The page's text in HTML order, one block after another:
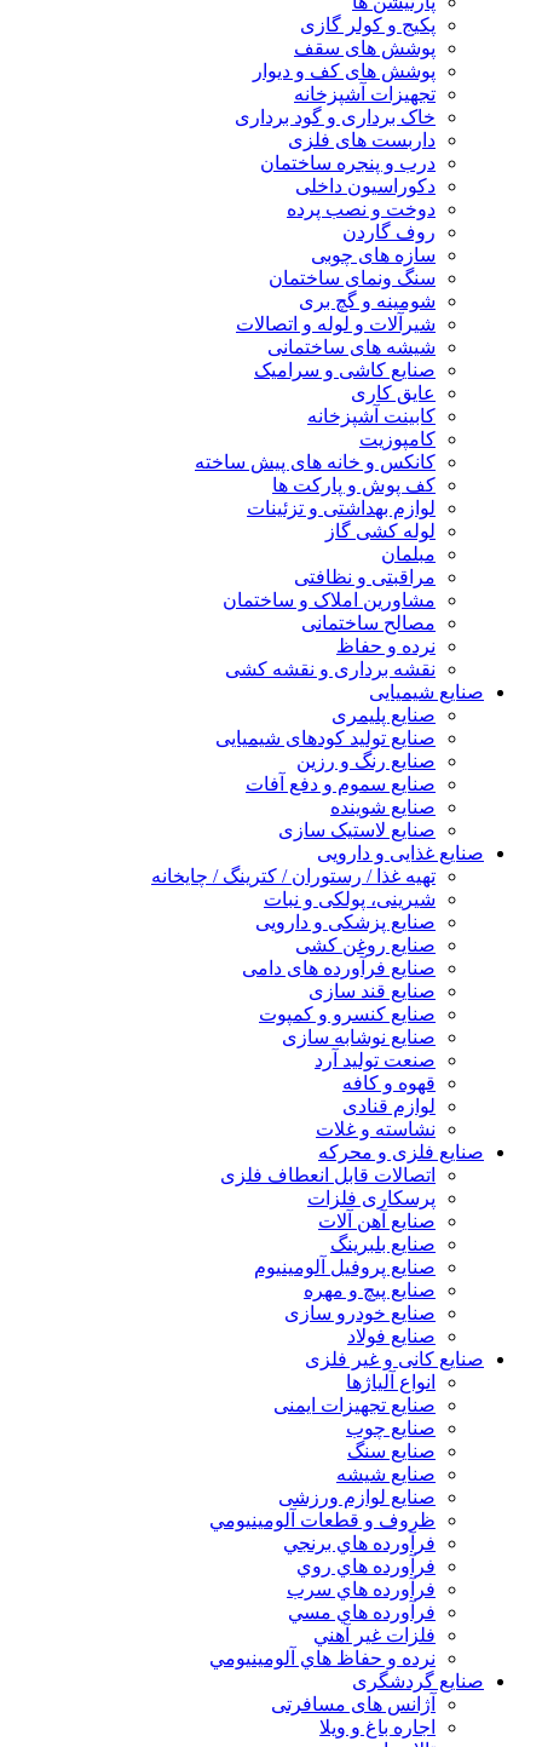
پکیج و کولر گازی
پوشش های سقف
پوشش های کف و دیوار
تجهیزات آشپزخانه
خاک برداری و گود برداری
داربست های فلزی
درب و پنجره ساختمان
دکوراسیون داخلی
دوخت و نصب پرده
روف گاردن
سازه های چوبی
سنگ ونمای ساختمان
شومینه و گچ بری
شیرآلات و لوله و اتصالات
شیشه های ساختمانی
صنایع کاشی و سرامیک
عایق کاری
کابینت آشپزخانه
کامپوزیت
کانکس و خانه های پیش ساخته
کف پوش و پارکت ها
لوازم بهداشتی و تزئینات
لوله کشی گاز
مبلمان
مراقبتی و نظافتی
مشاورین املاک و ساختمان
مصالح ساختمانی
نرده و حفاظ
نقشه برداری و نقشه کشی
صنایع شیمیایی
صنایع پلیمری
صنایع تولید کودهای شیمیایی
صنایع رنگ و رزین
صنایع سموم و دفع آفات
صنایع شوینده
صنایع لاستیک سازی
صنایع غذایی و دارویی
تهیه غذا / رستوران / کترینگ / چایخانه
شیرینی، پولکی و نبات
صنایع پزشکی و دارویی
صنایع روغن کشی
صنایع فرآورده های دامی
صنایع قند سازی
صنایع کنسرو و کمپوت
صنایع نوشابه سازی
صنعت تولید آرد
قهوه و کافه
لوازم قنادی
نشاسته و غلات
صنایع فلزی و محرکه
اتصالات قابل انعطاف فلزی
پرسکاری فلزات
صنایع آهن آلات
صنایع بلبرینگ
صنایع پروفیل آلومینیوم
صنایع پیچ و مهره
صنایع خودرو سازی
صنایع فولاد
صنایع کانی و غیر فلزی
انواع آلياژها
صنایع تجهیزات ایمنی
صنایع چوب
صنایع سنگ
صنایع شیشه
صنایع لوازم ورزشی
ظروف و قطعات آلومينيومي
فرآورده هاي برنجي
فرآورده هاي روي
فرآورده هاي سرب
فرآورده هاي مسي
فلزات غير آهني
نرده و حفاظ هاي آلومينيومي
صنایع گردشگری
آژانس های مسافرتی
اجاره باغ و ویلا